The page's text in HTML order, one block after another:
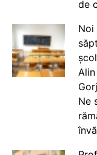
de
Noi
Ne